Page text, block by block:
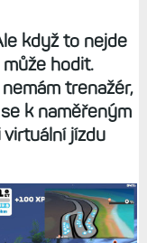
když to nejde
hodit.
trenažér,
k naměřeným
jízdu